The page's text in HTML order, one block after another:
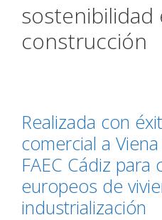
sostenibilidad
construcción
Realizada con
comercial a
FAEC Cádiz
europeos de
industrialización